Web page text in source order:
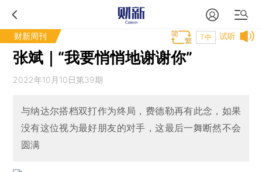
财新周刊 试听
T中
张斌｜“我要悄悄地谢谢你”
2022年10月10日第39期
与纳达尔搭档双打作为终局，费德勒再有此念，如果
没有这位视为最好朋友的对手，这最后一舞断然不会
圆满